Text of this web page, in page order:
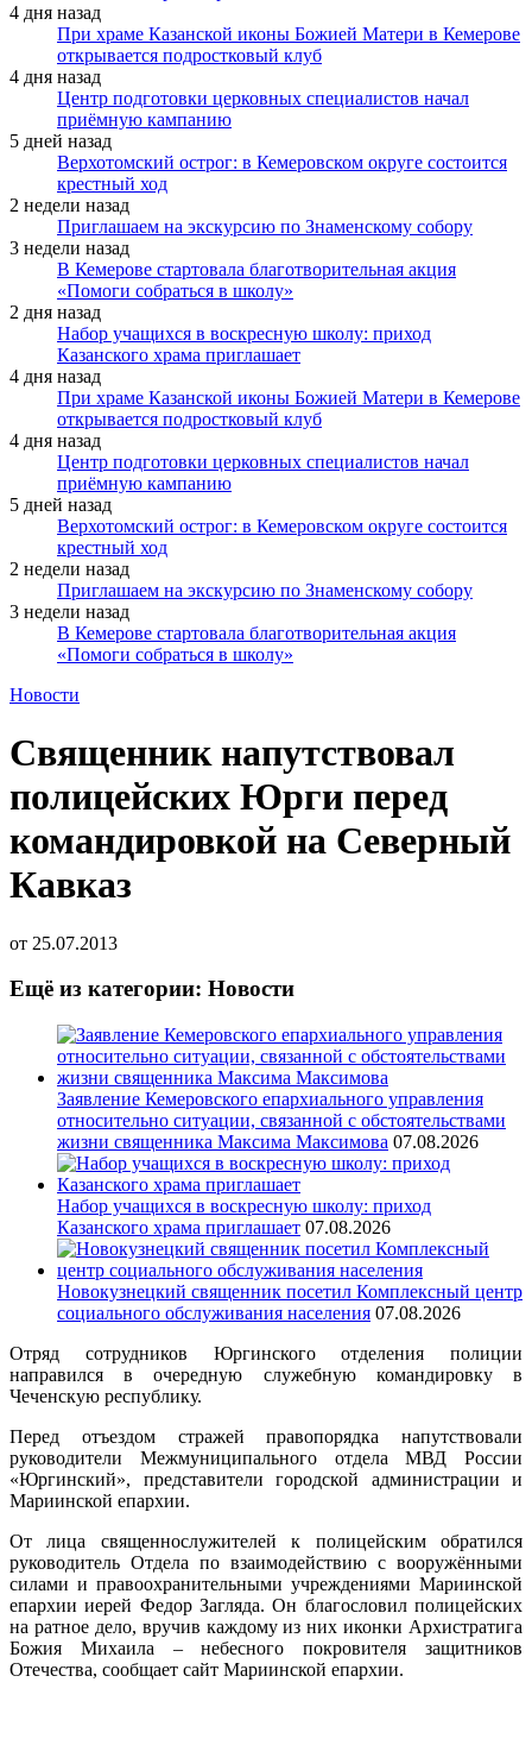
4 дня назад
При храме Казанской иконы Божией Матери в Кемерове
открывается подростковый клуб
4 дня назад
Центр подготовки церковных специалистов начал
приёмную кампанию
5 дней назад
Верхотомский острог: в Кемеровском округе состоится
крестный ход
2 недели назад
Приглашаем на экскурсию по Знаменскому собору
3 недели назад
В Кемерове стартовала благотворительная акция
«Помоги собраться в школу»
2 дня назад
Набор учащихся в воскресную школу: приход
Казанского храма приглашает
4 дня назад
При храме Казанской иконы Божией Матери в Кемерове
открывается подростковый клуб
4 дня назад
Центр подготовки церковных специалистов начал
приёмную кампанию
5 дней назад
Верхотомский острог: в Кемеровском округе состоится
крестный ход
2 недели назад
Приглашаем на экскурсию по Знаменскому собору
3 недели назад
В Кемерове стартовала благотворительная акция
«Помоги собраться в школу»
Новости
Священник напутствовал
полицейских Юрги перед
командировкой на Северный
Кавказ
от 25.07.2013
Ещё из категории: Новости
Заявление Кемеровского епархиального управления
относительно ситуации, связанной с обстоятельствами
жизни священника Максима Максимова 07.08.2026
Набор учащихся в воскресную школу: приход
Казанского храма приглашает 07.08.2026
Новокузнецкий священник посетил Комплексный центр
социального обслуживания населения 07.08.2026
Отряд сотрудников Юргинского отделения полиции
направился в очередную служебную командировку в
Чеченскую республику.
Перед отъездом стражей правопорядка напутствовали
руководители Межмуниципального отдела МВД России
«Юргинский», представители городской администрации и
Мариинской епархии.
От лица священнослужителей к полицейским обратился
руководитель Отдела по взаимодействию с вооружёнными
силами и правоохранительными учреждениями Мариинской
епархии иерей Федор Загляда. Он благословил полицейских
на ратное дело, вручив каждому из них иконки Архистратига
Божия Михаила – небесного покровителя защитников
Отечества, сообщает сайт Мариинской епархии.